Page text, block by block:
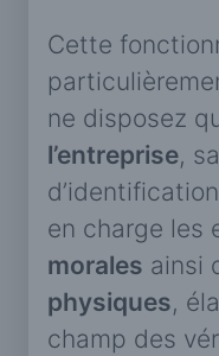
Cette
ne disposez
l’entreprise,
en charge les
morales ainsi
physiques,
champ des